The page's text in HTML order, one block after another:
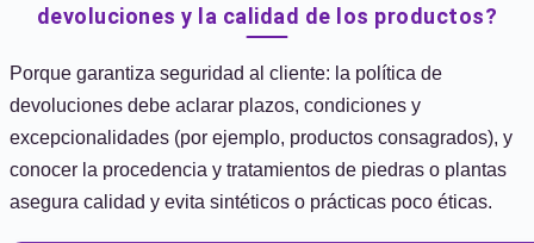
devoluciones y la calidad de los productos?
Porque garantiza seguridad al cliente: la política de
devoluciones debe aclarar plazos, condiciones y
excepcionalidades (por ejemplo, productos consagrados), y
conocer la procedencia y tratamientos de piedras o plantas
asegura calidad y evita sintéticos o prácticas poco éticas.